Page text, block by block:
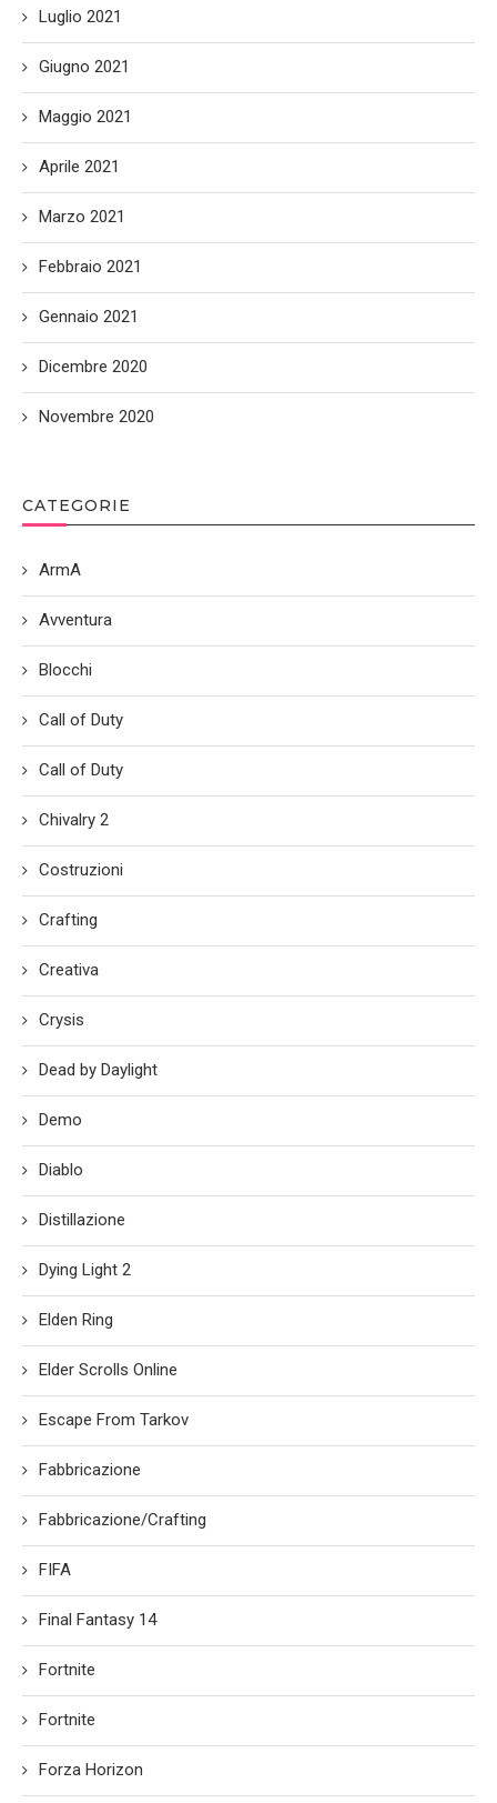
Luglio 2021
Giugno 2021
Maggio 2021
Aprile 2021
Marzo 2021
Febbraio 2021
Gennaio 2021
Dicembre 2020
Novembre 2020
CATEGORIE
ArmA
Avventura
Blocchi
Call of Duty
Call of Duty
Chivalry 2
Costruzioni
Crafting
Creativa
Crysis
Dead by Daylight
Demo
Diablo
Distillazione
Dying Light 2
Elden Ring
Elder Scrolls Online
Escape From Tarkov
Fabbricazione
Fabbricazione/Crafting
FIFA
Final Fantasy 14
Fortnite
Fortnite
Forza Horizon